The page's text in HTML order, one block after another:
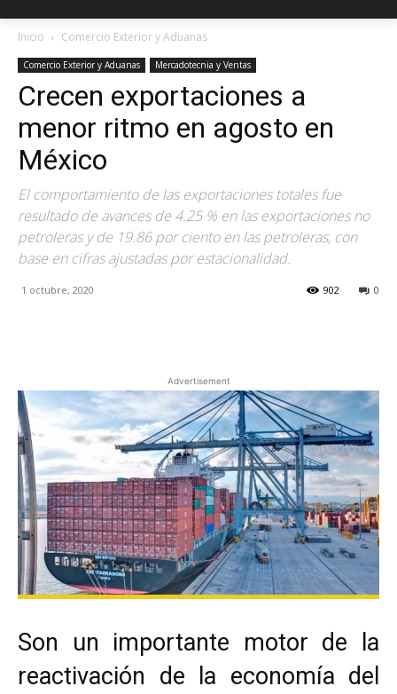
Inicio Comercio Exterior y Aduanas
Comercio Exterior y Aduanas Mercadotecnia y Ventas
Crecen exportaciones a
menor ritmo en agosto en
México
El comportamiento de las exportaciones totales fue
resultado de avances de 4.25 % en las exportaciones no
petroleras y de 19.86 por ciento en las petroleras, con
base en cifras ajustadas por estacionalidad.
1 octubre, 2020 0
902
Advertisement
Son un importante motor de la
reactivación de la economía del